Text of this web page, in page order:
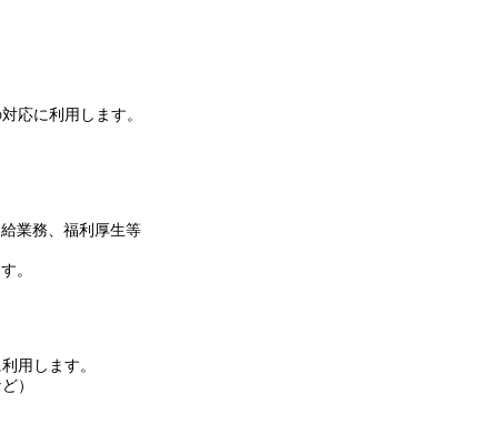
応に利用します。
業務、福利厚生等
。
用します。
）